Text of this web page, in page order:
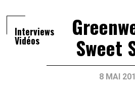
Interviews
Vidéos Sweet
8 MAI